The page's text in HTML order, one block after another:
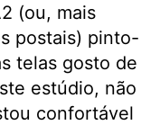
(ou, mais
postais) pinto-
telas gosto de
estúdio, não
confortável